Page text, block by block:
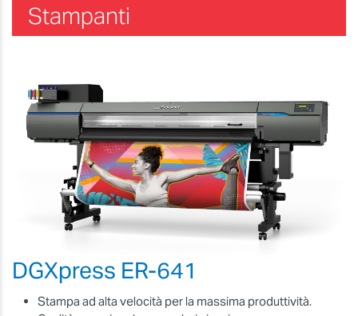
Stampanti
DGXpress ER-641
Stampa ad alta velocità per la massima produttività.